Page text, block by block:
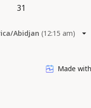
31
Abidjan (12:15 am)
Made with